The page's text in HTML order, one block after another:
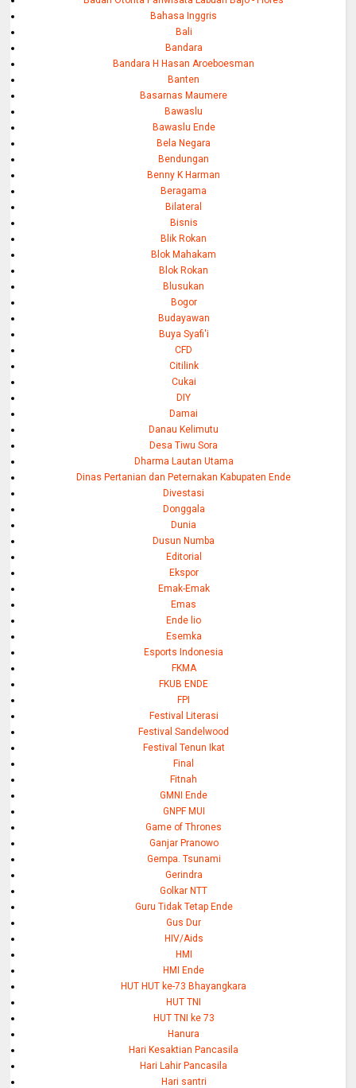
Bahasa Inggris
Bali
Bandara
Bandara H Hasan Aroeboesman
Banten
Basarnas Maumere
Bawaslu
Bawaslu Ende
Bela Negara
Bendungan
Benny K Harman
Beragama
Bilateral
Bisnis
Blik Rokan
Blok Mahakam
Blok Rokan
Blusukan
Bogor
Budayawan
Buya Syafi'i
CFD
Citilink
Cukai
DIY
Damai
Danau Kelimutu
Desa Tiwu Sora
Dharma Lautan Utama
Dinas Pertanian dan Peternakan Kabupaten Ende
Divestasi
Donggala
Dunia
Dusun Numba
Editorial
Ekspor
Emak-Emak
Emas
Ende lio
Esemka
Esports Indonesia
FKMA
FKUB ENDE
FPI
Festival Literasi
Festival Sandelwood
Festival Tenun Ikat
Final
Fitnah
GMNI Ende
GNPF MUI
Game of Thrones
Ganjar Pranowo
Gempa. Tsunami
Gerindra
Golkar NTT
Guru Tidak Tetap Ende
Gus Dur
HIV/Aids
HMI
HMI Ende
HUT HUT ke-73 Bhayangkara
HUT TNI
HUT TNI ke 73
Hanura
Hari Kesaktian Pancasila
Hari Lahir Pancasila
Hari santri